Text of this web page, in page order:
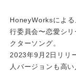
HoneyWorksによ
行委員会〜恋愛シ
クターソング。
2023年9月2日リリ
人バージョンも高い